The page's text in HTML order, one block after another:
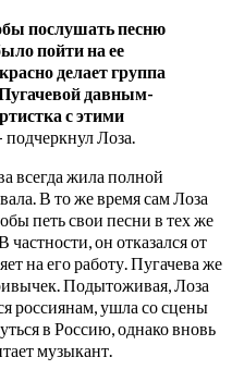
послушать песню
пойти на ее
делает группа
давным-
с этими
подчеркнул Лоза.
всегда жила полной
В то же время сам Лоза
петь свои песни в тех же
частности, он отказался от
на его работу. Пугачева же
Подытоживая, Лоза
россиянам, ушла со сцены
в Россию, однако вновь
музыкант.